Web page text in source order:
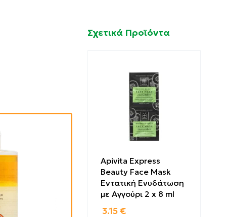
Σχετικά Προϊόντα
Apivita Express
Beauty Face Mask
Εντατική Ενυδάτωση
με Αγγούρι 2 x 8 ml
3.15 €